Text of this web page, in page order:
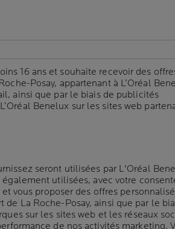
SON
POUR
16 ans et souhaite recevoir des
Posay, appartenant à L’Oréal
ainsi que par le biais de publicités
Benelux sur les sites web
seront utilisées par L'Oréal
utilisées, avec votre
vous proposer des offres
La Roche-Posay, ainsi que par le
sur les sites web et les réseaux
de nos activités marketing.
16 ans et souhaite recevoir des
Posay, appartenant à L’Oréal
ainsi que par le biais de publicités
Benelux sur les sites web
seront utilisées par L'Oréal
utilisées, avec votre
vous proposer des offres
La Roche-Posay, ainsi que par le
sur les sites web et les réseaux
de nos activités marketing.